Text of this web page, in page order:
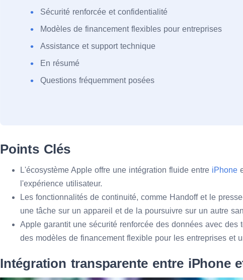
Sécurité renforcée et confidentialité
Modèles de financement flexibles pour entreprises
Assistance et support technique
En résumé
Questions fréquemment posées
Points Clés
L'écosystème Apple offre une intégration fluide entre iPhone
l'expérience utilisateur.
Les fonctionnalités de continuité, comme Handoff et le
une tâche sur un appareil et de la poursuivre sur un autre
Apple garantit une sécurité renforcée des données avec des
des modèles de financement flexible pour les entreprises et
Intégration transparente entre iPhone